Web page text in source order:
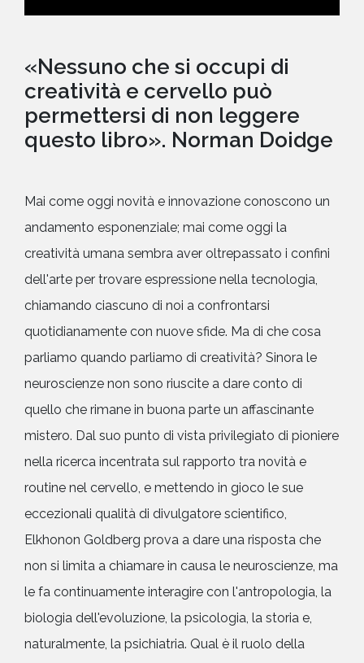
«Nessuno che si occupi di
creatività e cervello può
permettersi di non leggere
questo libro». Norman Doidge
Mai come oggi novità e innovazione conoscono un
andamento esponenziale; mai come oggi la
creatività umana sembra aver oltrepassato i confini
dell'arte per trovare espressione nella tecnologia,
chiamando ciascuno di noi a confrontarsi
quotidianamente con nuove sfide. Ma di che cosa
parliamo quando parliamo di creatività? Sinora le
neuroscienze non sono riuscite a dare conto di
quello che rimane in buona parte un affascinante
mistero. Dal suo punto di vista privilegiato di pioniere
nella ricerca incentrata sul rapporto tra novità e
routine nel cervello, e mettendo in gioco le sue
eccezionali qualità di divulgatore scientifico,
Elkhonon Goldberg prova a dare una risposta che
non si limita a chiamare in causa le neuroscienze, ma
le fa continuamente interagire con l'antropologia, la
biologia dell'evoluzione, la psicologia, la storia e,
naturalmente, la psichiatria. Qual è il ruolo della